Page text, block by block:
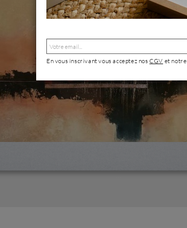
En vous inscrivant vous acceptez nosCGV et notre